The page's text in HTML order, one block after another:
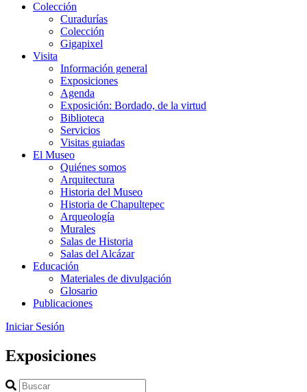
Colección
Curadurías
Colección
Gigapixel
Visita
Información general
Exposiciones
Agenda
Exposición: Bordado, de la virtud
Biblioteca
Servicios
Visitas guiadas
El Museo
Quiénes somos
Arquitectura
Historia del Museo
Historia de Chapultepec
Arqueología
Murales
Salas de Historia
Salas del Alcázar
Educación
Materiales de divulgación
Glosario
Publicaciones
Iniciar Sesión
Exposiciones